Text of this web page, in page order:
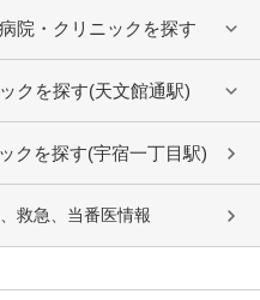
院・クリニックを探す
クを探す(天文館通駅)
クを探す(宇宿一丁目駅)
救急、当番医情報